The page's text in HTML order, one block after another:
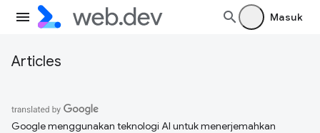
Masuk
Articles
Google menggunakan teknologi AI untuk menerjemahkan